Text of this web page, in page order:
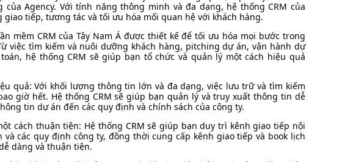
của Agency. Với tính năng thông minh và đa dạng, hệ thống CRM của
tiếp, tương tác và tối ưu hóa mối quan hệ với khách hàng.
mềm CRM của Tây Nam Á được thiết kế để tối ưu hóa mọi bước trong
việc tìm kiếm và nuôi dưỡng khách hàng, pitching dự án, vận hành dự
hệ thống CRM sẽ giúp bạn tổ chức và quản lý một cách hiệu quả
quả: Với khối lượng thông tin lớn và đa dạng, việc lưu trữ và tìm kiếm
giờ hết. Hệ thống CRM sẽ giúp bạn quản lý và truy xuất thông tin dễ
tin dự án đến các quy định và chính sách của công ty.
cách thuận tiện: Hệ thống CRM sẽ giúp bạn duy trì kênh giao tiếp nội
các quy định công ty, đồng thời cung cấp kênh giao tiếp và book lịch
dàng và thuận tiện.